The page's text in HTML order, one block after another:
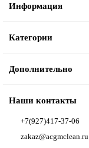
Информация
Категории
Дополнительно
Наши контакты
+7(927)417-37-06
zakaz@acgmclean.ru